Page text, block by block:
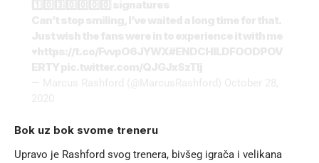
Bok uz bok svome treneru
Upravo je Rashford svog trenera, bivšeg igrača i velikana